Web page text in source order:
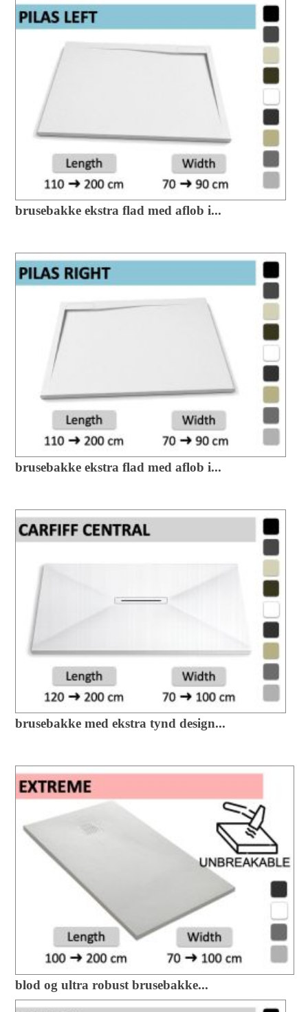
brusebakke ekstra flad med aflob i...
brusebakke ekstra flad med aflob i...
brusebakke med ekstra tynd design...
blod og ultra robust brusebakke...